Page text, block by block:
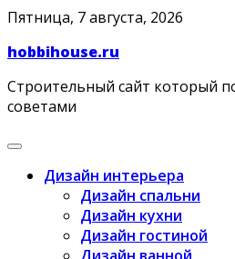
Skip
content
Пятница, 7 августа, 2026
hobbihouse.ru
Строительный сайт который
советами
Дизайн интерьера
Дизайн спальни
Дизайн кухни
Дизайн гостиной